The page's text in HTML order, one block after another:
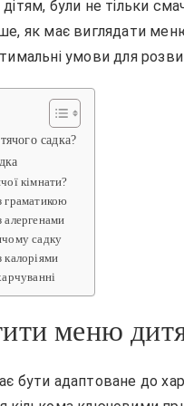
були не тільки
як має виглядати
умови для
садка?
кімнати?
граматикою
садку
меню
адаптоване до